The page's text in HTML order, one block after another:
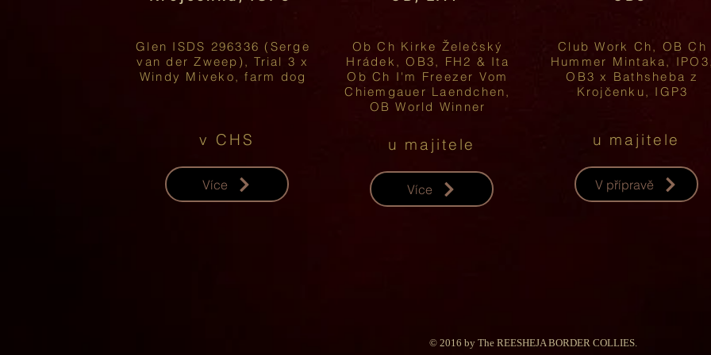
Glen ISDS 296336 (Serge
van der Zweep), Trial 3 x
Windy Miveko, farm dog
v CHS
Více
Ob Ch Kirke Želečský
Hrádek, OB3, FH2 & Ita
Ob Ch I'm Freezer Vom
Chiemgauer Laendchen,
OB World Winner
u majitele
Více
Club Work Ch, OB Ch
Hummer Mintaka,
OB3 x Bathsheba z
Krojčenku, IGP3
u majitele
V přípravě
© 2016 by The REESHEJA BORDER COLLIES.